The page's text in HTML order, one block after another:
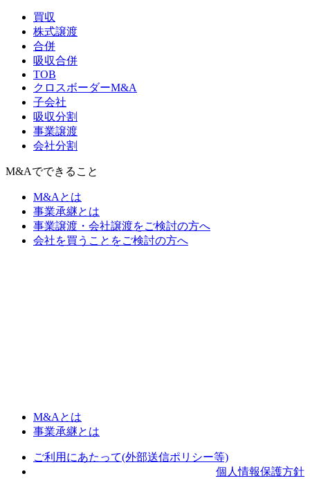
買収
株式譲渡
合併
吸収合併
TOB
クロスボーダーM&A
子会社
吸収分割
事業譲渡
会社分割
M&Aでできること
M&Aとは
事業承継とは
事業譲渡・会社譲渡をご検討の方へ
会社を買うことをご検討の方へ
M&Aとは
事業承継とは
ご利用にあたって(外部送信ポリシー等)
個人情報保護方針